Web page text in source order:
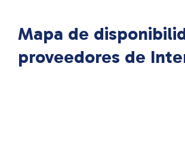
Mapa de
proveedores de